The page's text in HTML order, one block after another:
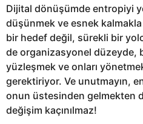
Dijital dönüşümde entropiyi
düşünmek ve esnek
bir hedef değil, sürekli bir
de organizasyonel düzeyde,
yüzleşmek ve onları
gerektiriyor. Ve unutmayın,
onun üstesinden gelmekten
değişim kaçınılmaz!